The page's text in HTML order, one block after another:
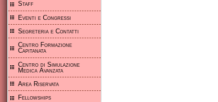
Staff
Eventi e Congressi
Segreteria e Contatti
Centro Formazione
Capitanata
Centro di Simulazione
Medica Avanzata
Area Riservata
Fellowships